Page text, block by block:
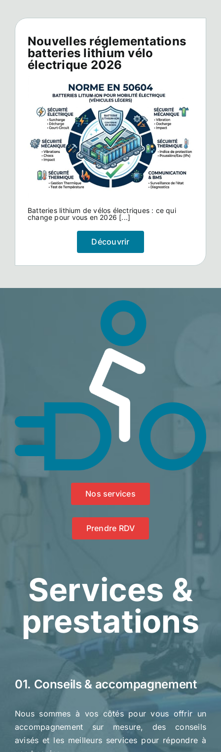
Nouvelles réglementations
batteries lithium vélo
électrique 2026
Batteries lithium de vélos électriques : ce qui
change pour vous en 2026 [...]
Découvrir
Nos services
Prendre RDV
Services &
prestations
01. Conseils & accompagnement
Nous sommes à vos côtés pour vous offrir un
accompagnement sur mesure, des conseils
avisés et les meilleurs services pour répondre à